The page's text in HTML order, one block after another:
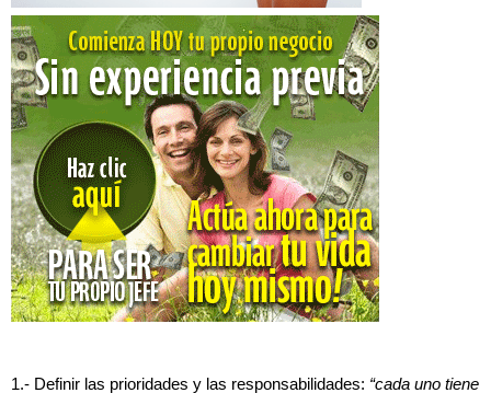
1.- Definir las prioridades y las responsabilidades: “cada uno tiene